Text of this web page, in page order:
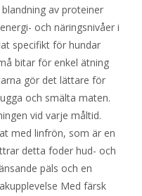
av proteiner
och näringsnivåer i
specifikt för hundar
bitar för enkel ätning
gör det lättare för
och smälta maten.
vid varje måltid.
med linfrön, som är en
detta foder hud- och
päls och en
Med färsk